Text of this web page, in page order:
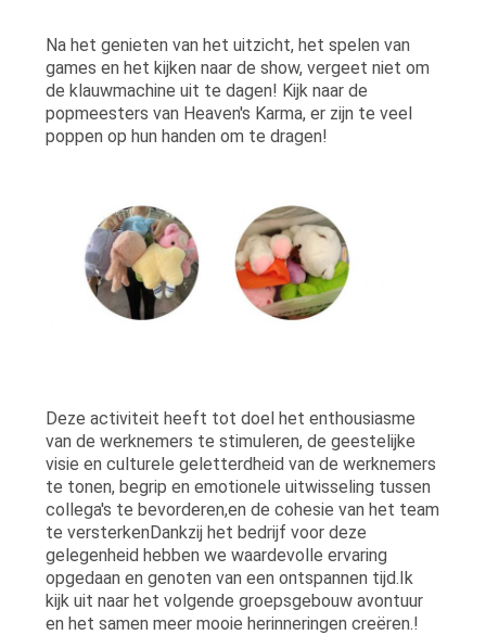
Na het genieten van het uitzicht, het spelen van
games en het kijken naar de show, vergeet niet om
de klauwmachine uit te dagen! Kijk naar de
popmeesters van Heaven's Karma, er zijn te veel
poppen op hun handen om te dragen!
Deze activiteit heeft tot doel het enthousiasme
van de werknemers te stimuleren, de geestelijke
visie en culturele geletterdheid van de werknemers
te tonen, begrip en emotionele uitwisseling tussen
collega's te bevorderen,en de cohesie van het team
te versterkenDankzij het bedrijf voor deze
gelegenheid hebben we waardevolle ervaring
opgedaan en genoten van een ontspannen tijd.Ik
kijk uit naar het volgende groepsgebouw avontuur
en het samen meer mooie herinneringen creëren.!